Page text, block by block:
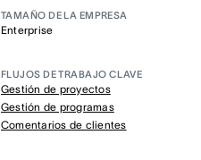
TAMAÑO DE LA EMPRESA
Enterprise
FLUJOS DE TRABAJO CLAVE
Gestión de proyectos
Gestión de programas
Comentarios de clientes